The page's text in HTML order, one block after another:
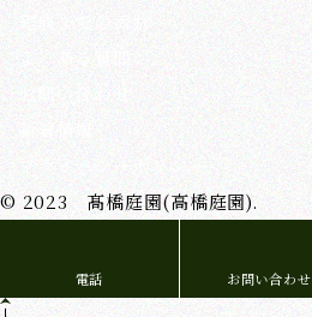
完成までの流れ
よくある質問
お問い合わせ
新着情報
プライバシーポリシー
© 2023 髙橋庭園(高橋庭園).
電話 お問い合わせ